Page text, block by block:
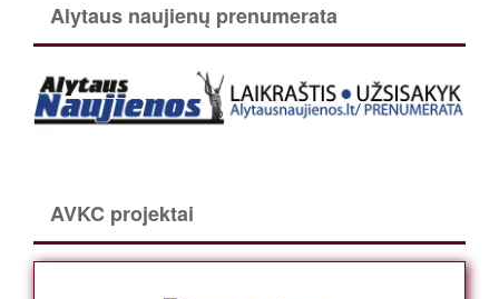
Alytaus naujienų prenumerata
AVKC projektai